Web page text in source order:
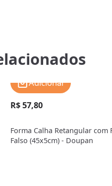
R$ 57,80
Forma Calha Retangular com
Falso (45x5cm) - Doupan
Adicionar